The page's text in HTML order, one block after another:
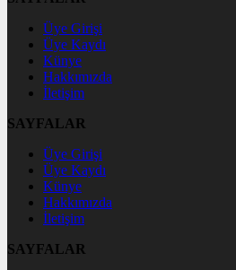
Üye Girişi
Üye Kaydı
Künye
Hakkımızda
İletişim
SAYFALAR
Üye Girişi
Üye Kaydı
Künye
Hakkımızda
İletişim
SAYFALAR